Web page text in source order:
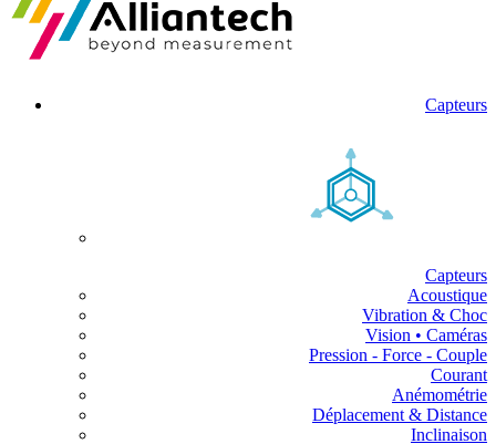
Capteurs
Capteurs
Acoustique
Vibration & Choc
Vision • Caméras
Pression - Force - Couple
Courant
Anémométrie
Déplacement & Distance
Inclinaison